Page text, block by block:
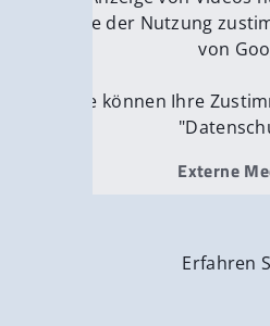
Wenn Sie der Nutzung
von
Sie können Ihre
Externe
Erfahren